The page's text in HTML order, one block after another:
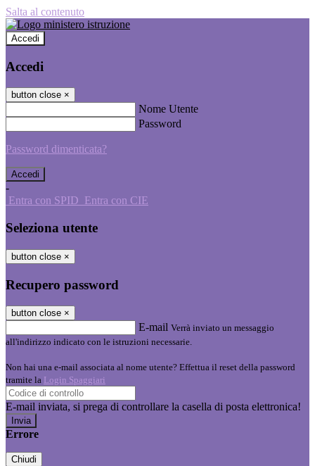
Salta al contenuto
Accedi
Accedi
button close ×
Nome Utente
Password
Password dimenticata?
-
Entra con SPID Entra con CIE
Seleziona utente
button close ×
Recupero password
button close ×
E-mail Verrà inviato un messaggio
all'indirizzo indicato con le istruzioni necessarie.
Non hai una e-mail associata al nome utente? Effettua il reset della password
tramite la Login Spaggiari
E-mail inviata, si prega di controllare la casella di posta elettronica!
Errore
Chiudi